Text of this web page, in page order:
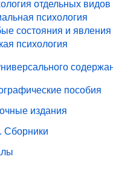
отдельных
психология
состояния и явления
психология
пособия
издания
Сборники